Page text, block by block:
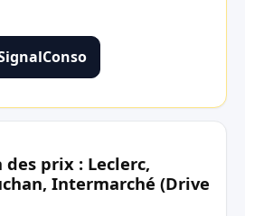
des prix : Leclerc,
Intermarché (Drive